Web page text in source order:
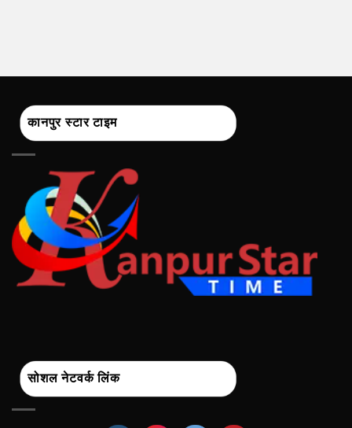
कानपुर स्टार टाइम
सोशल नेटवर्क लिंक